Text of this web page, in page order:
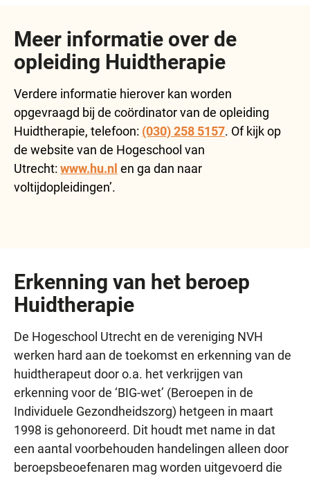
Meer informatie over de
opleiding Huidtherapie
Verdere informatie hierover kan worden
opgevraagd bij de coördinator van de opleiding
Huidtherapie, telefoon: (030) 258 5157. Of kijk op
de website van de Hogeschool van
Utrecht: www.hu.nl en ga dan naar
voltijdopleidingen’.
Erkenning van het beroep
Huidtherapie
De Hogeschool Utrecht en de vereniging NVH
werken hard aan de toekomst en erkenning van de
huidtherapeut door o.a. het verkrijgen van
erkenning voor de ‘BIG-wet’ (Beroepen in de
Individuele Gezondheidszorg) hetgeen in maart
1998 is gehonoreerd. Dit houdt met name in dat
een aantal voorbehouden handelingen alleen door
beroepsbeoefenaren mag worden uitgevoerd die